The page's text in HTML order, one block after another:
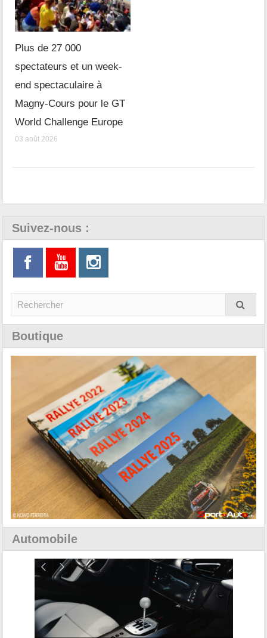
Plus de 27 000
spectateurs et un week-
end spectaculaire à
Magny-Cours pour le GT
World Challenge Europe
03 août 2026
Suivez-nous :
Boutique
Automobile